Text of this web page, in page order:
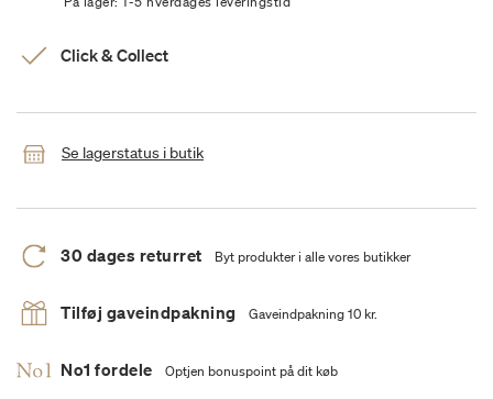
Click & Collect
Se lagerstatus i butik
30 dages returret Byt produkter i alle vores butikker
Tilføj gaveindpakning Gaveindpakning 10 kr.
No1 fordele Optjen bonuspoint på dit køb